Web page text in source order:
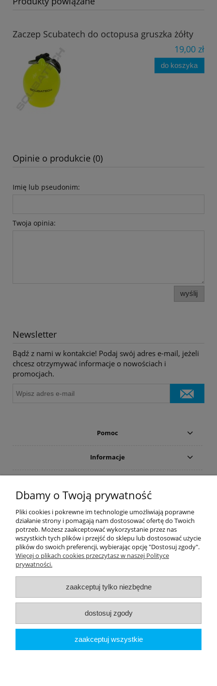
Zaczep Scubatech do octopusa gruszka żółty
19,00 zł
do koszyka
Opinie o produkcie (0)
Imię lub pseudonim:
Twoja opinia:
wyślij
Newsletter
Bądź z nami w kontakcie! Podaj swój adres e-mail, jeżeli
chcesz otrzymywać informacje o nowościach i
promocjach.
Pomoc
Informacje
PRODUCENCI
Popularne kategorie
Dive Factory 24-aleja 29 Listopada 165-
woj. małopolskie - NIP 9452184931
tel.12 418 39 59-sklep@divefactory24.pl
pokaż pełną wersję strony
Sklep internetowy Shoper.pl
Dbamy o Twoją prywatność
Pliki cookies i pokrewne im technologie umożliwiają poprawne
działanie strony i pomagają nam dostosować ofertę do Twoich
potrzeb. Możesz zaakceptować wykorzystanie przez nas
wszystkich tych plików i przejść do sklepu lub dostosować użycie
plików do swoich preferencji, wybierając opcję "Dostosuj zgody".
Więcej o plikach cookies przeczytasz w naszej Polityce
prywatności.
zaakceptuj tylko niezbędne
dostosuj zgody
zaakceptuj wszystkie